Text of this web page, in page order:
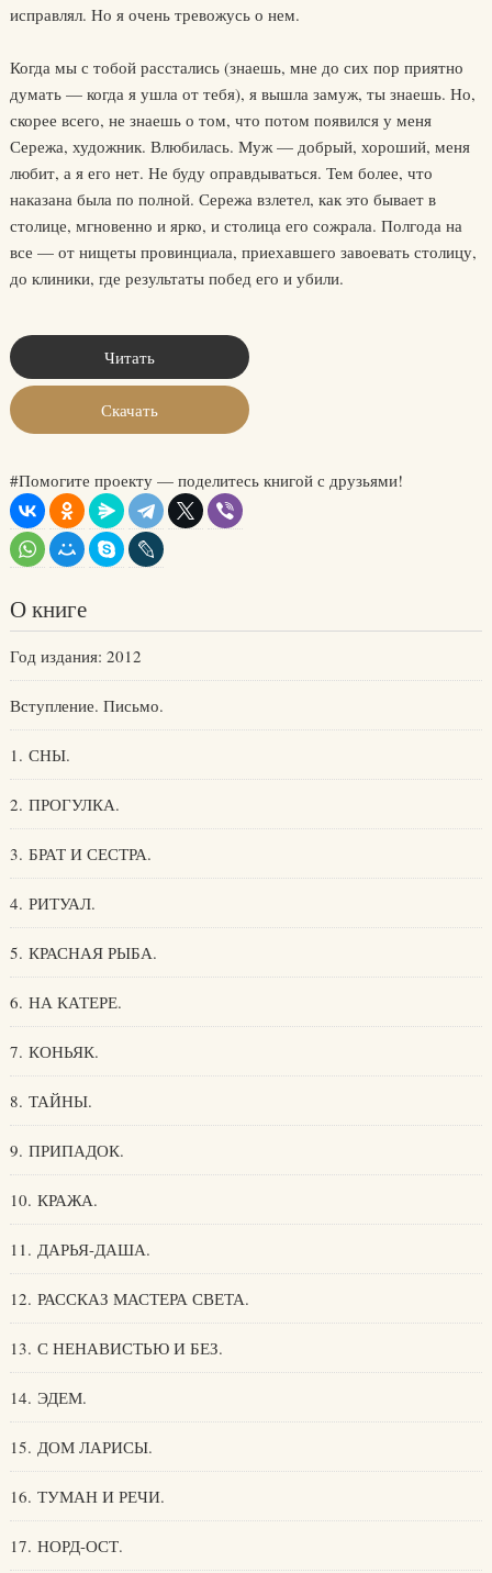
исправлял. Но я очень тревожусь о нем.
Когда мы с тобой расстались (знаешь, мне до сих пор приятно
думать — когда я ушла от тебя), я вышла замуж, ты знаешь. Но,
скорее всего, не знаешь о том, что потом появился у меня
Сережа, художник. Влюбилась. Муж — добрый, хороший, меня
любит, а я его нет. Не буду оправдываться. Тем более, что
наказана была по полной. Сережа взлетел, как это бывает в
столице, мгновенно и ярко, и столица его сожрала. Полгода на
все — от нищеты провинциала, приехавшего завоевать столицу,
до клиники, где результаты побед его и убили.
Читать
Скачать
#Помогите проекту — поделитесь книгой с друзьями!
О книге
Год издания: 2012
Вступление. Письмо.
1. СНЫ.
2. ПРОГУЛКА.
3. БРАТ И СЕСТРА.
4. РИТУАЛ.
5. КРАСНАЯ РЫБА.
6. НА КАТЕРЕ.
7. КОНЬЯК.
8. ТАЙНЫ.
9. ПРИПАДОК.
10. КРАЖА.
11. ДАРЬЯ-ДАША.
12. РАССКАЗ МАСТЕРА СВЕТА.
13. С НЕНАВИСТЬЮ И БЕЗ.
14. ЭДЕМ.
15. ДОМ ЛАРИСЫ.
16. ТУМАН И РЕЧИ.
17. НОРД-ОСТ.